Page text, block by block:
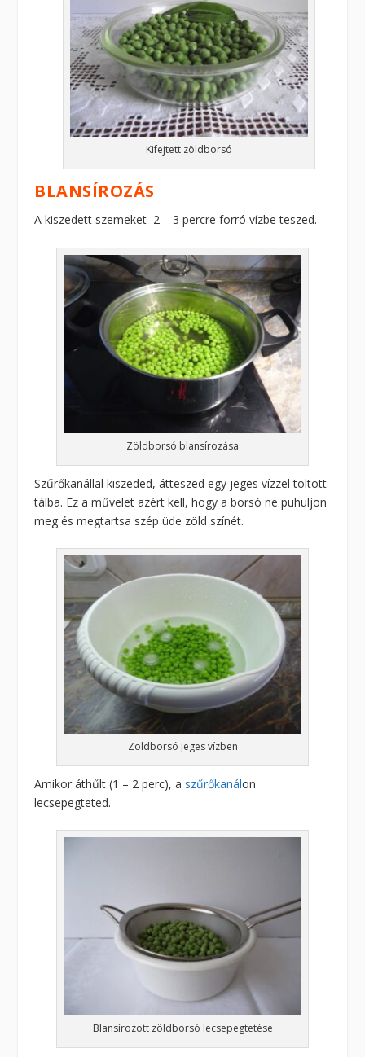
Kifejtett zöldborsó
BLANSÍROZÁS
A kiszedett szemeket 2 – 3 percre forró vízbe teszed.
Zöldborsó blansírozása
Szűrőkanállal kiszeded, átteszed egy jeges vízzel töltött
tálba. Ez a művelet azért kell, hogy a borsó ne puhuljon
meg és megtartsa szép üde zöld színét.
Zöldborsó jeges vízben
Amikor áthűlt (1 – 2 perc), a szűrőkanálon
lecsepegteted.
Blansírozott zöldborsó lecsepegtetése